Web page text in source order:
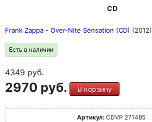
CD
Frank Zappa - Over-Nite Sensation (CD) (2012)
Есть в наличии
4349руб.
2970 руб. В корзину
Артикул: CDVP 271485